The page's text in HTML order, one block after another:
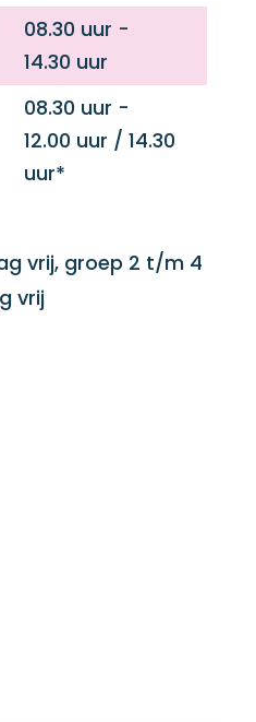
08.30 uur -
14.30 uur
08.30 uur -
12.00 uur / 14.30
uur*
vrij, groep 2 t/m 4
vrij